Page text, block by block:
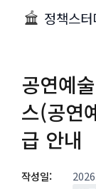
정책스터
공연예
스(공연
급 안내
작성일: